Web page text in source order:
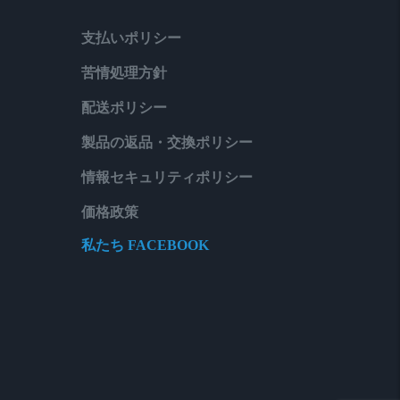
支払いポリシー
苦情処理方針
配送ポリシー
製品の返品・交換ポリシー
情報セキュリティポリシー
価格政策
私たち FACEBOOK